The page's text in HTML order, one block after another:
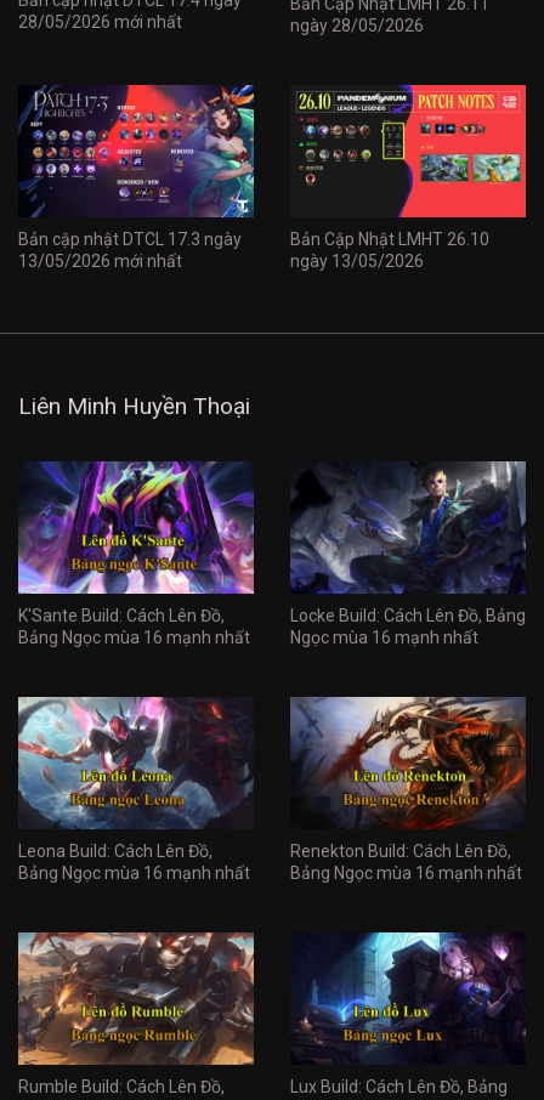
28/05/2026 mới nhất
ngày 28/05/2026
Bản cập nhật DTCL 17.3 ngày
13/05/2026 mới nhất
Bản Cập Nhật LMHT 26.10
ngày 13/05/2026
Liên Minh Huyền Thoại
K'Sante Build: Cách Lên Đồ,
Bảng Ngọc mùa 16 mạnh nhất
Locke Build: Cách Lên Đồ, Bảng
Ngọc mùa 16 mạnh nhất
Leona Build: Cách Lên Đồ,
Bảng Ngọc mùa 16 mạnh nhất
Renekton Build: Cách Lên Đồ,
Bảng Ngọc mùa 16 mạnh nhất
Rumble Build: Cách Lên Đồ,
Lux Build: Cách Lên Đồ, Bảng